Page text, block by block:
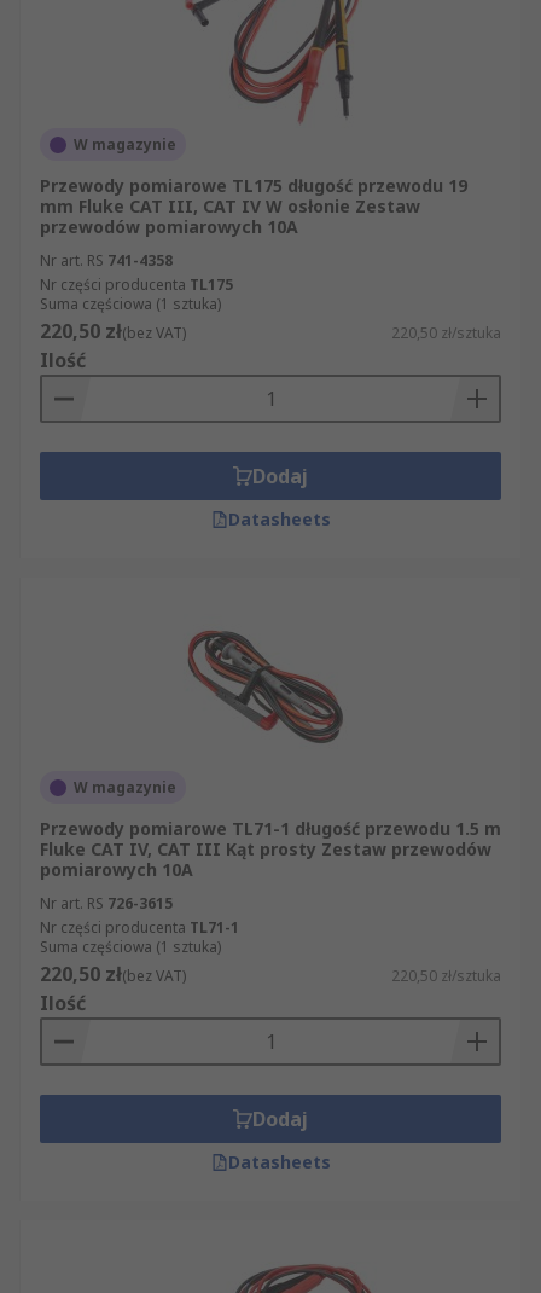
W magazynie
Przewody pomiarowe TL175 długość przewodu 19
mm Fluke CAT III, CAT IV W osłonie Zestaw
przewodów pomiarowych 10A
Nr art. RS 741-4358
Nr części producenta TL175
Suma częściowa (1 sztuka)
220,50 zł(bez VAT) 220,50 zł/sztuka
Ilość
Dodaj
Datasheets
W magazynie
Przewody pomiarowe TL71-1 długość przewodu 1.5 m
Fluke CAT IV, CAT III Kąt prosty Zestaw przewodów
pomiarowych 10A
Nr art. RS 726-3615
Nr części producenta TL71-1
Suma częściowa (1 sztuka)
220,50 zł(bez VAT) 220,50 zł/sztuka
Ilość
Dodaj
Datasheets